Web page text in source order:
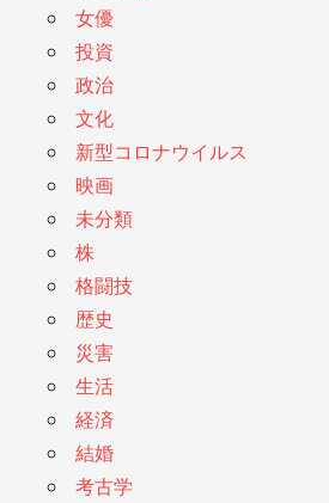
女優
投資
政治
文化
新型コロナウイルス
映画
未分類
株
格闘技
歴史
災害
生活
経済
結婚
考古学